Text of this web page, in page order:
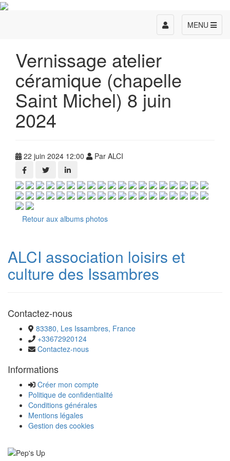
MENU
Toggle
navigation
Vernissage atelier
céramique (chapelle
Saint Michel) 8 juin
2024
22 juin 2024 12:00 Par ALCI
Retour aux albums photos
ALCI association loisirs et
culture des Issambres
Contactez-nous
83380, Les Issambres, France
+33672920124
Contactez-nous
Informations
Créer mon compte
Politique de confidentialité
Conditions générales
Mentions légales
Gestion des cookies